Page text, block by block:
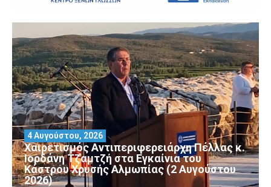
Χαιρετισμός Αντιπεριφερειάρχη Πέλλας κ.
Ιορδάνη Τζαμτζή στα Εγκαίνια του
Κάστρου Χρυσής Αλμωπίας (2 Αυγούστου
2026)
4 Αυγούστου, 2026